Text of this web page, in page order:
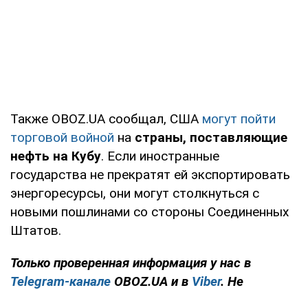
Также OBOZ.UA сообщал, США могут пойти
торговой войной на страны, поставляющие
нефть на Кубу. Если иностранные
государства не прекратят ей экспортировать
энергоресурсы, они могут столкнуться с
новыми пошлинами со стороны Соединенных
Штатов.
Только проверенная информация у нас в
Telegram-канале OBOZ.UA и в Viber. Не